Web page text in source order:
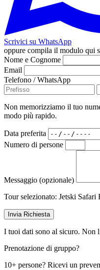
Scrivici su WhatsApp
oppure compila il modulo qui
Nome e Cognome
Email
Telefono / WhatsApp
Non memorizziamo il tuo
modo più rapido.
Data preferita
Numero di persone
Messaggio (opzionale)
Tour selezionato: Jetski Safari
Invia Richiesta
I tuoi dati sono al sicuro. Non
Prenotazione di gruppo?
10+ persone? Ricevi un